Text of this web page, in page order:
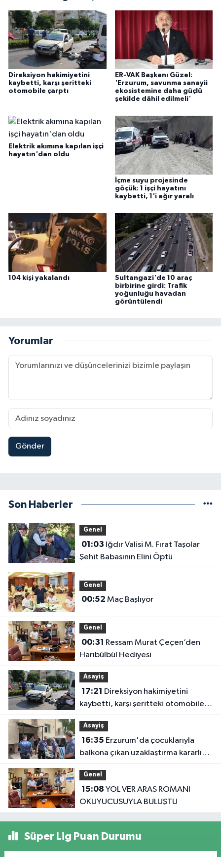
Direksiyon hakimiyetini
kaybetti, karşı şeritteki
otomobile çarptı
ER-VAK Başkanı Güzel:
'Erzurum, savunma sanayii
ekosistemine daha güçlü
şekilde dâhil edilmeli'
Elektrik akımına kapılan işçi
hayatın'dan oldu
İçme suyu projesinde
göçük: 1 işçi hayatını
kaybetti, 1'i ağır yaralı
104 kişi yakalandı
Sultangazi'de 10 araç
birbirine girdi: Trafik
yoğunluğu havadan
görüntülendi
Yorumlar
Gönder
Son Haberler
Genel
01:03
Şehit Babasının Elini Öptü
Genel
00:52 Maç Başlıyor
Genel
00:31
Harıbülbül Hediyesi
Asayiş
17:21
kaybetti, karşı şeritteki otomobile
çarptı
Asayiş
16:35
balkona çıkan uzaklaştırma kararlı
koca ikna edildi
Genel
15:08
OKUYUCUSUYLA BULUŞTU
Süper Lig Puan Durumu